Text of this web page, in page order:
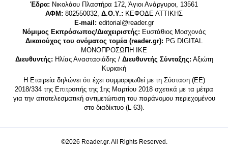
Έδρα: Νικολάου Πλαστήρα 172, Άγιοι Ανάργυροι, 13561
ΑΦΜ: 802550032, Δ.Ο.Υ.: ΚΕΦΟΔΕ ΑΤΤΙΚΗΣ
E-mail: editorial@reader.gr
Νόμιμος Εκπρόσωπος/Διαχειριστής: Ευστάθιος Μοσχονάς
Δικαιούχος του ονόματος τομέα (reader.gr): PG DIGITAL
MONΟΠΡΟΣΩΠΗ ΙΚΕ
Διευθυντής: Ηλίας Αναστασιάδης / Διευθυντής Σύνταξης: Αξιώτη
Κυριακή
Η Εταιρεία δηλώνει ότι έχει συμμορφωθεί με τη Σύσταση (ΕΕ)
2018/334 της Επιτροπής της 1ης Μαρτίου 2018 σχετικά με τα μέτρα
για την αποτελεσματική αντιμετώπιση του παράνομου περιεχομένου
στο διαδίκτυο (L 63).
©2026 Reader.gr. All Rights Reserved.